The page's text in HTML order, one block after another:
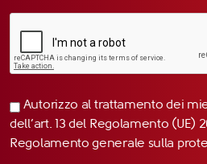
Autorizzo al trattamento dei
dell’art. 13 del Regolamento (UE)
Regolamento generale sulla